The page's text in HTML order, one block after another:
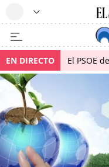
EN DIRECTO El PSOE